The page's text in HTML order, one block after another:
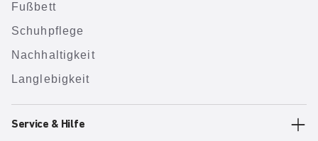
Fußbett
Schuhpflege
Nachhaltigkeit
Langlebigkeit
Service & Hilfe